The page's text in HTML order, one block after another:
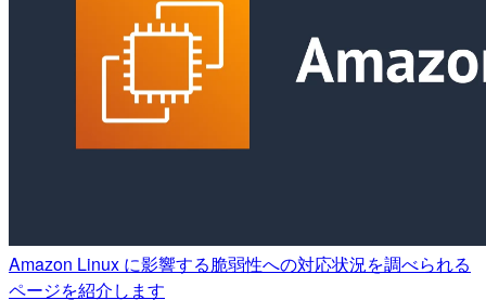
Amazon Linux に影響する脆弱性への対応状況を調べられる
ページを紹介します